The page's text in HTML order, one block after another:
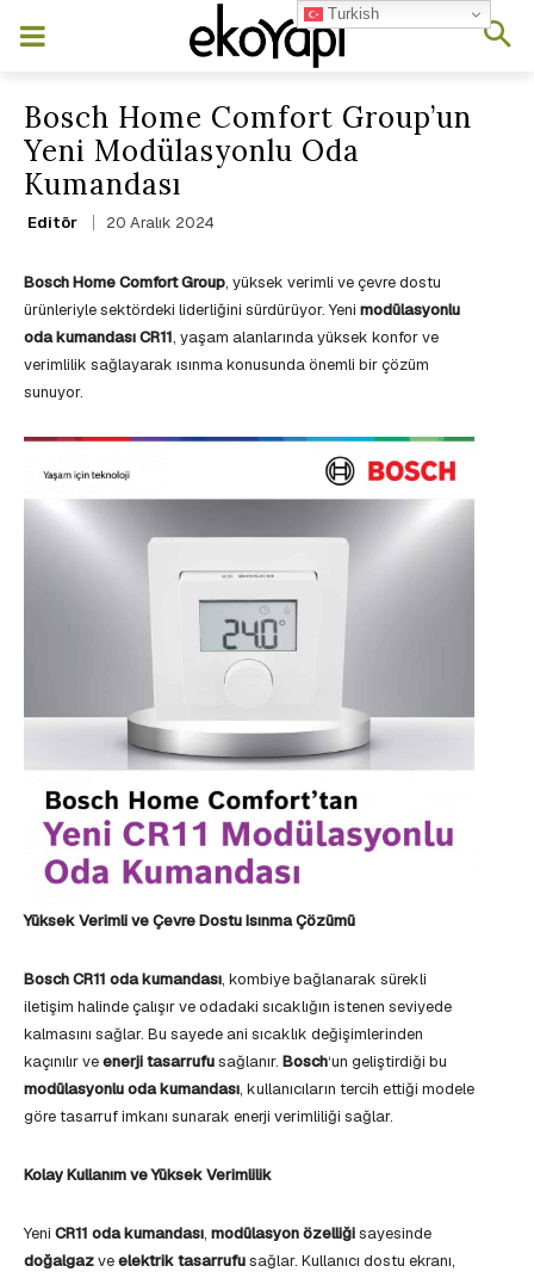
Bosch Home Comfort Group’un
Yeni Modülasyonlu Oda
Kumandası
Editör 20 Aralık 2024
Bosch Home Comfort Group, yüksek verimli ve çevre dostu
ürünleriyle sektördeki liderliğini sürdürüyor. Yeni modülasyonlu
oda kumandası CR11, yaşam alanlarında yüksek konfor ve
verimlilik sağlayarak ısınma konusunda önemli bir çözüm
sunuyor.
Yüksek Verimli ve Çevre Dostu Isınma Çözümü
Bosch CR11 oda kumandası, kombiye bağlanarak sürekli
iletişim halinde çalışır ve odadaki sıcaklığın istenen seviyede
kalmasını sağlar. Bu sayede ani sıcaklık değişimlerinden
kaçınılır veenerji tasarrufusağlanır. Bosch‘un geliştirdiği bu
modülasyonlu oda kumandası, kullanıcıların tercih ettiği modele
göre tasarruf imkanı sunarak enerji verimliliği sağlar.
Kolay Kullanım ve Yüksek Verimlilik
Yeni CR11 oda kumandası, modülasyon özelliğisayesinde
doğalgazveelektrik tasarrufusağlar. Kullanıcı dostu ekranı,
Turkish